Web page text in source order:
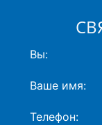
Вы:
Ваше имя:
Телефон: